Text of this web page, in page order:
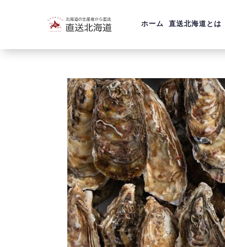
ホーム 直送北海道とは